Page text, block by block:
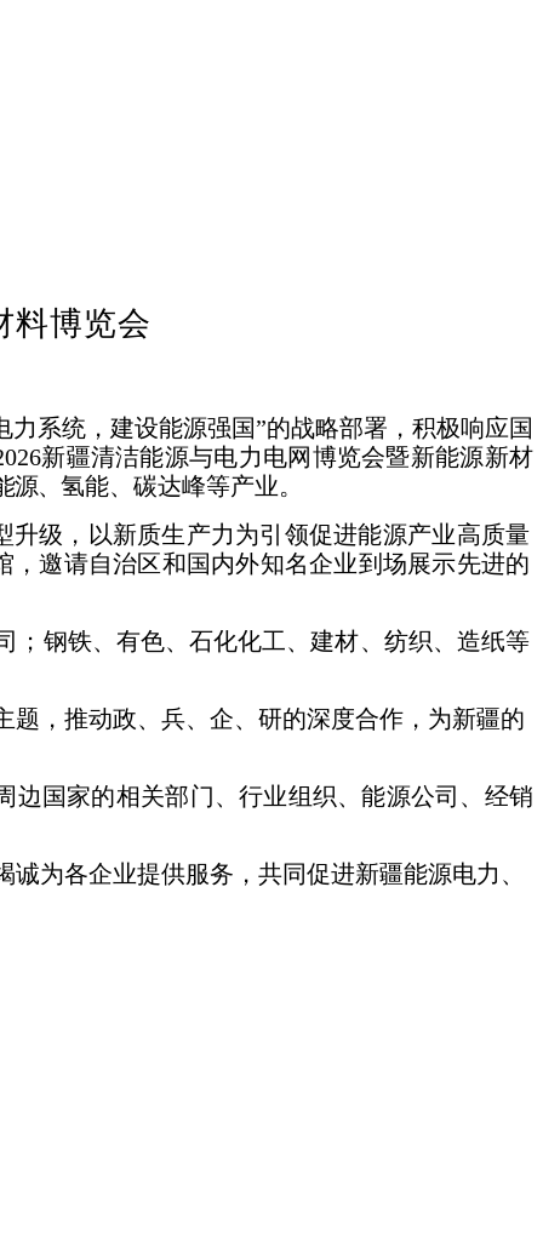
料博览会
力系统，建设能源强国”的战略部署，积极响应国
新疆清洁能源与电力电网博览会暨新能源新材
、 氢能、碳达峰等产业。
升级，以新质生产力为引领促进能源产业高质量
，邀请自治区和国内外知名企业到场展示先进的
钢铁、有色、石化化工、建材、 纺织、造纸等
，推动政、兵、企、 研的深度合作，为新疆的
边国家的相关部门、行业组织、能源公司、经销
诚为各企业提供服务，共同促进新疆能源电力、